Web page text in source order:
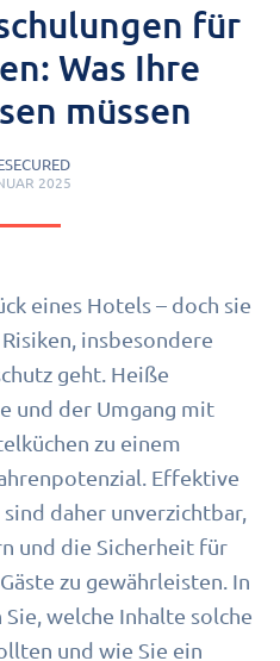
für
Was Ihre
müssen
2025
eines Hotels – doch sie
insbesondere
geht. Heiße
und der Umgang mit
zu einem
Effektive
daher unverzichtbar,
und die Sicherheit für
zu gewährleisten. In
welche Inhalte solche
und wie Sie ein